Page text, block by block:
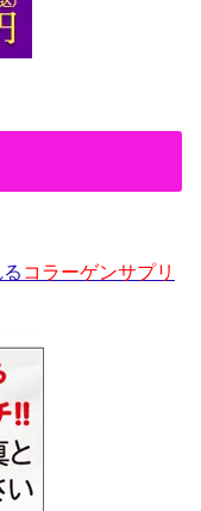
コラーゲンサプリ